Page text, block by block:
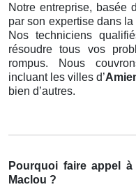
Notre entreprise, basée
par son expertise dans
Nos techniciens
résoudre tous vos
rompus. Nous
incluant les villes d’
bien d’autres.
Pourquoi faire appel
Maclou ?